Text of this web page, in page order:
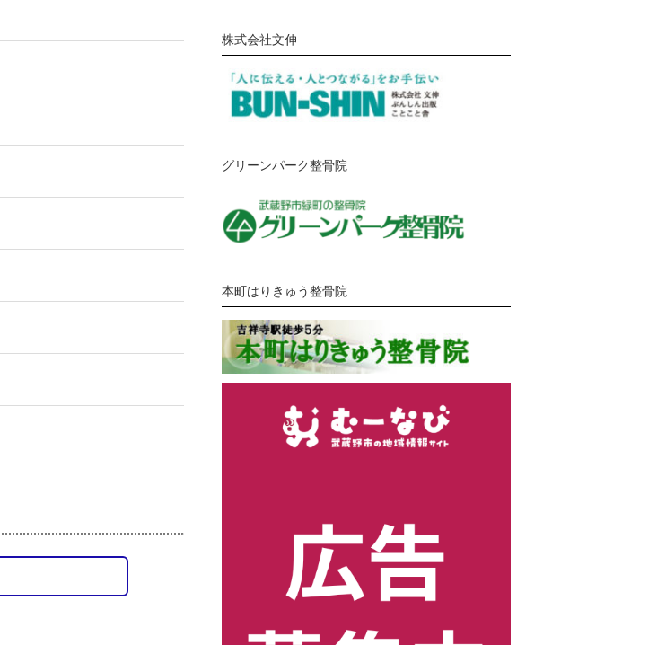
株式会社文伸
グリーンパーク整骨院
本町はりきゅう整骨院